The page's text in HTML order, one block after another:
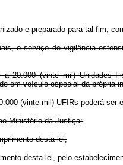
e preparado para tal fim,
o serviço de vigilância
20.000 (vinte mil) Unidades
em veículo especial da própria
(vinte mil) UFIRs poderá
Ministério da Justiça:
desta lei;
desta lei, pelo